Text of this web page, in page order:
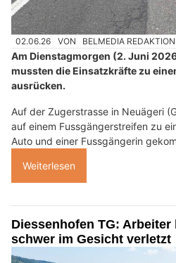
02.06.26 VON BELMEDIA REDAKTION
Am Dienstagmorgen (2. Juni
mussten die Einsatzkräfte zu
ausrücken.
Auf der Zugerstrasse in Neuägeri
auf einem Fussgängerstreifen zu
Auto und einer Fussgängerin
Weiterlesen
Diessenhofen TG:
schwer im Gesicht verletzt